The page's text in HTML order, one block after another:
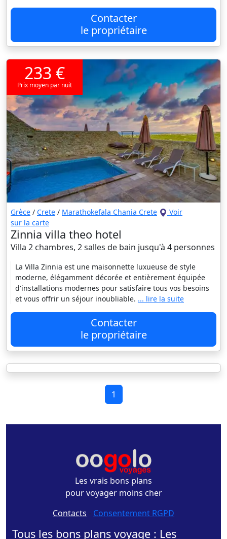
Contacter
le propriétaire
233 €
Prix moyen par nuit
Grèce / Crete / Marathokefala Chania Crete
Voir
sur la carte
Zinnia villa theo hotel
Villa 2 chambres, 2 salles de bain jusqu'à 4 personnes
La Villa Zinnia est une maisonnette luxueuse de style
moderne, élégamment décorée et entièrement équipée
d'installations modernes pour satisfaire tous vos besoins
et vous offrir un séjour inoubliable. ... lire la suite
Contacter
le propriétaire
1
Les vrais bons plans
pour voyager moins cher
Contacts - Consentement RGPD
Tous les bons plans voyage : Les